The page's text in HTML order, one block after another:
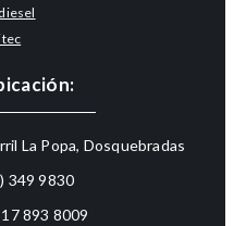
La Popa, Dosquebradas
349 9830
893 8009